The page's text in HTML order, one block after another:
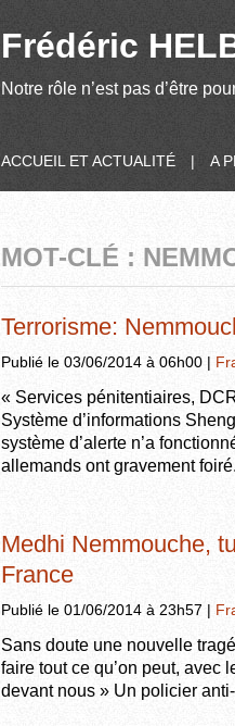
Frédéric
Notre rôle n’est pas d’être
ACCUEIL ET ACTUALITÉ | A
MOT-CLÉ :
Terrorisme:
Publié le 03/06/2014 à 06h00 |
« Services pénitentiaires,
Système d’informations
système d’alerte n’a
allemands ont gravement
Medhi Nemmouche,
France
Publié le 01/06/2014 à 23h57 |
Sans doute une nouvelle
faire tout ce qu’on peut, avec
devant nous » Un policier